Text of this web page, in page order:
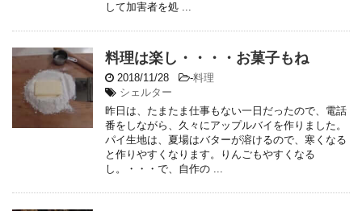
して加害者を処 ...
料理は楽し・・・・お菓子もね
2018/11/28 -料理
シェルター
昨日は、たまたま仕事もない一日だったので、電話
番をしながら、久々にアップルバイを作りました。
パイ生地は、夏場はバターが溶けるので、寒くなる
と作りやすくなります。りんごもやすくなる
し。・・・で、自作の ...